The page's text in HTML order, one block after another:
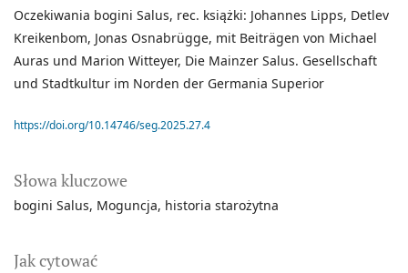
Słowa kluczowe
bogini Salus Moguncja historia starożytna
Jak cytować
Oczekiwania bogini Salus, rec. książki: Johannes Lipps, Detlev
Kreikenbom, Jonas Osnabrügge, mit Beiträgen von Michael
Auras und Marion Witteyer, Die Mainzer Salus. Gesellschaft
und Stadtkultur im Norden der Germania Superior
https://doi.org/10.14746/seg.2025.27.4